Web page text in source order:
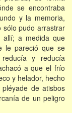
se encontraba
y la memoria,
sólo pudo arrastrar
allí; a medida que
le pareció que se
y reducía
a que el frío
y helador, hecho
de atisbos
de un peligro